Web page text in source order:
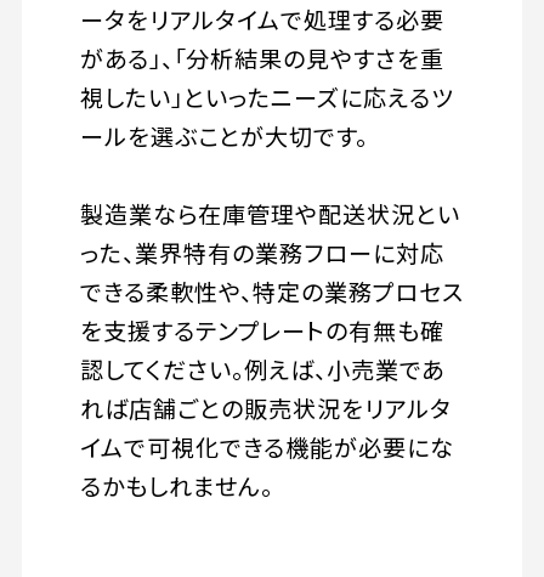
ータをリアルタイムで処理する必要
がある」、「分析結果の見やすさを重
視したい」といったニーズに応えるツ
ールを選ぶことが大切です。
製造業なら在庫管理や配送状況とい
った、業界特有の業務フローに対応
できる柔軟性や、特定の業務プロセス
を支援するテンプレートの有無も確
認してください。例えば、小売業であ
れば店舗ごとの販売状況をリアルタ
イムで可視化できる機能が必要にな
るかもしれません。